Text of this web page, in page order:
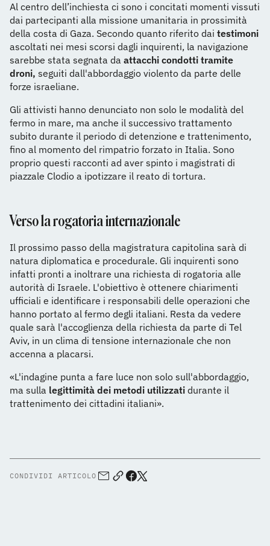
Al centro dell’inchiesta ci sono i concitati momenti vissuti
dai partecipanti alla missione umanitaria in prossimità
della costa di Gaza. Secondo quanto riferito dai testimoni
ascoltati nei mesi scorsi dagli inquirenti, la navigazione
sarebbe stata segnata da attacchi condotti tramite
droni, seguiti dall'abbordaggio violento da parte delle
forze israeliane.
Gli attivisti hanno denunciato non solo le modalità del
fermo in mare, ma anche il successivo trattamento
subito durante il periodo di detenzione e trattenimento,
fino al momento del rimpatrio forzato in Italia. Sono
proprio questi racconti ad aver spinto i magistrati di
piazzale Clodio a ipotizzare il reato di tortura.
Verso la rogatoria internazionale
Il prossimo passo della magistratura capitolina sarà di
natura diplomatica e procedurale. Gli inquirenti sono
infatti pronti a inoltrare una richiesta di rogatoria alle
autorità di Israele. L'obiettivo è ottenere chiarimenti
ufficiali e identificare i responsabili delle operazioni che
hanno portato al fermo degli italiani. Resta da vedere
quale sarà l'accoglienza della richiesta da parte di Tel
Aviv, in un clima di tensione internazionale che non
accenna a placarsi.
«L'indagine punta a fare luce non solo sull'abbordaggio,
ma sulla legittimità dei metodi utilizzati durante il
trattenimento dei cittadini italiani».
CONDIVIDI ARTICOLO